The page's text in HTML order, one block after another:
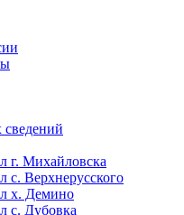
сведений
г. Михайловска
с. Верхнерусского
х. Демино
с. Дубовка